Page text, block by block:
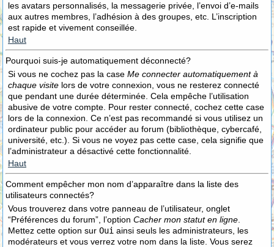
les avatars personnalisés, la messagerie privée, l’envoi d’e-mails
aux autres membres, l’adhésion à des groupes, etc. L’inscription
est rapide et vivement conseillée.
Haut
Pourquoi suis-je automatiquement déconnecté?
Si vous ne cochez pas la case Me connecter automatiquement à
chaque visite lors de votre connexion, vous ne resterez connecté
que pendant une durée déterminée. Cela empêche l’utilisation
abusive de votre compte. Pour rester connecté, cochez cette case
lors de la connexion. Ce n’est pas recommandé si vous utilisez un
ordinateur public pour accéder au forum (bibliothèque, cybercafé,
université, etc.). Si vous ne voyez pas cette case, cela signifie que
l’administrateur a désactivé cette fonctionnalité.
Haut
Comment empêcher mon nom d’apparaître dans la liste des
utilisateurs connectés?
Vous trouverez dans votre panneau de l’utilisateur, onglet
“Préférences du forum”, l’option Cacher mon statut en ligne
Mettez cette option sur Oui ainsi seuls les administrateurs, les
modérateurs et vous verrez votre nom dans la liste. Vous serez